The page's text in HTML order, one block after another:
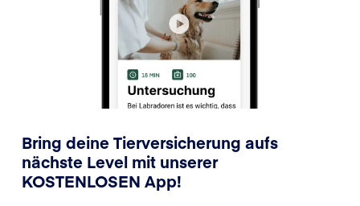
Bring deine Tierversicherung aufs
nächste Level mit unserer
KOSTENLOSEN App!